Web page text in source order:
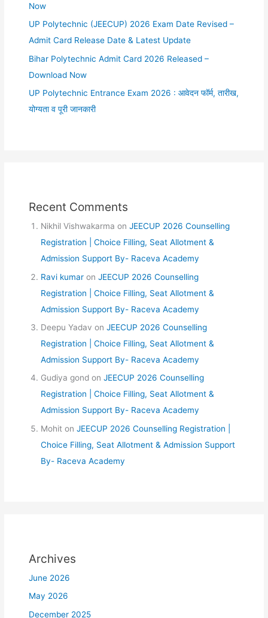
Now
UP Polytechnic (JEECUP) 2026 Exam Date Revised –
Admit Card Release Date & Latest Update
Bihar Polytechnic Admit Card 2026 Released –
Download Now
UP Polytechnic Entrance Exam 2026 : आवेदन फॉर्म, तारीख,
योग्यता व पूरी जानकारी
Recent Comments
Nikhil Vishwakarma onJEECUP 2026 Counselling
Registration | Choice Filling, Seat Allotment &
Admission Support By- Raceva Academy
Ravi kumar onJEECUP 2026 Counselling
Registration | Choice Filling, Seat Allotment &
Admission Support By- Raceva Academy
Deepu Yadav onJEECUP 2026 Counselling
Registration | Choice Filling, Seat Allotment &
Admission Support By- Raceva Academy
Gudiya gond onJEECUP 2026 Counselling
Registration | Choice Filling, Seat Allotment &
Admission Support By- Raceva Academy
Mohit onJEECUP 2026 Counselling Registration |
Choice Filling, Seat Allotment & Admission Support
By- Raceva Academy
Archives
June 2026
May 2026
December 2025